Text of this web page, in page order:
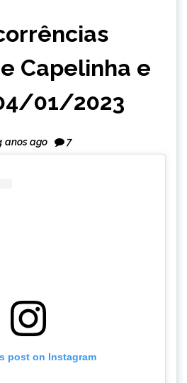
Capelinha e
01/2023
anos ago 7
post on Instagram